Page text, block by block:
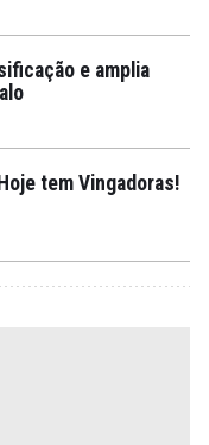
e amplia
tem Vingadoras!